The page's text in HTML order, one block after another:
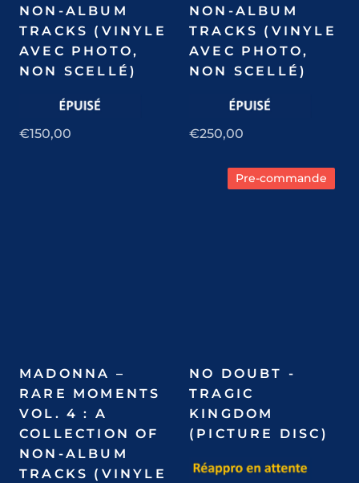
NON-ALBUM
TRACKS (VINYLE
AVEC PHOTO,
NON SCELLÉ)
€150,00
NON-ALBUM
TRACKS (VINYLE
AVEC PHOTO,
NON SCELLÉ)
€250,00
MADONNA –
RARE MOMENTS
VOL. 4 : A
COLLECTION OF
NON-ALBUM
TRACKS (VINYLE
Pre-commande
NO DOUBT -
TRAGIC
KINGDOM
(PICTURE DISC)